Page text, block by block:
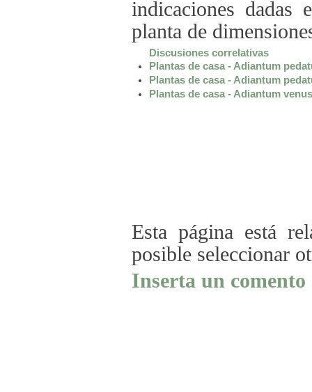
indicaciones dadas
planta de
Discusiones correlativas
Plantas de casa - Adiantum
Plantas de casa - Adiantum
Plantas de casa - Adiantum
Esta página está
posible seleccionar
Inserta un comento